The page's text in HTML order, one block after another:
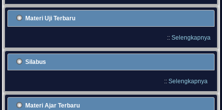
Materi Uji Terbaru
:: Selengkapnya
Silabus
:: Selengkapnya
Materi Ajar Terbaru